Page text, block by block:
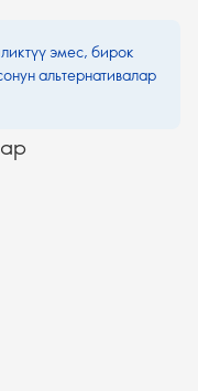
эмес, бирок
альтернативалар